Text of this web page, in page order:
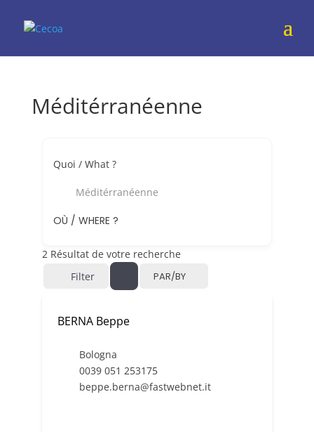
Méditérranéenne
Quoi / What ?
Méditérranéenne
OÙ / WHERE ?
2Résultat de votre recherche
Filter
PAR/BY
BERNA Beppe
Bologna
0039 051 253175
beppe.berna@fastwebnet.it